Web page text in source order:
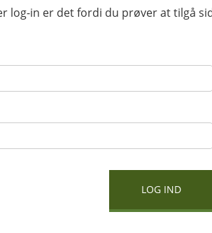
log-in er det fordi du prøver at tilgå